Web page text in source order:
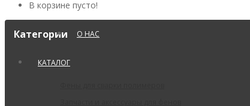
В корзине пусто!
Категории О НАС
КАТАЛОГ